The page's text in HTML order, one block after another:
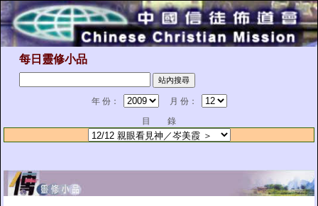
每日靈修小品
年 份：
月 份：
目 錄